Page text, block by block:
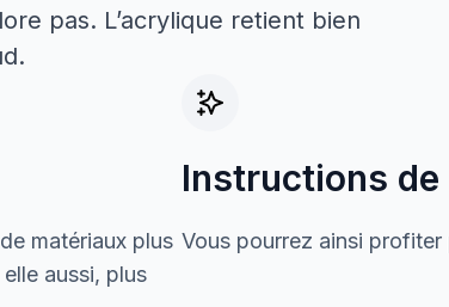
pas. L’acrylique retient bien
matériaux plus
aussi, plus
Instructions
Vous pourrez ainsi